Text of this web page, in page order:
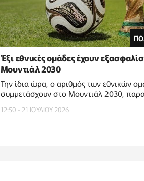
Έξι εθνικές ομάδες έχουν
Μουντιάλ 2030
Την ίδια ώρα, ο αριθμός των εθνικών
συμμετάσχουν στο Μουντιάλ 2030,
12:50 - 21 ΙΟΥΛΙΟΥ 2026